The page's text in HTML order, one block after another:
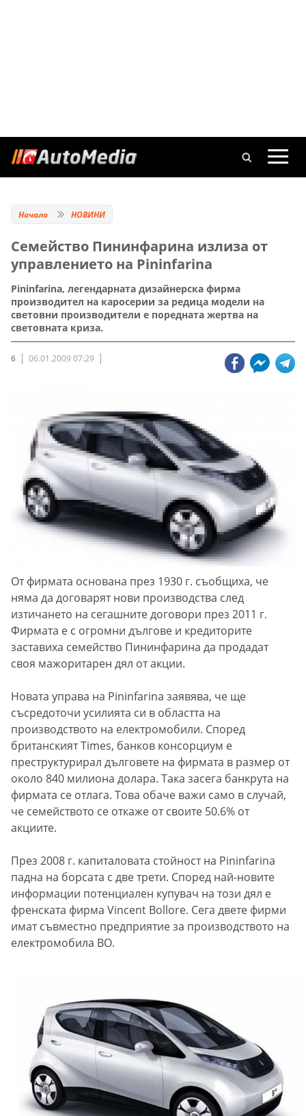
Начало НОВИНИ
Семейство Пининфарина излиза от
управлението на Pininfarina
Pininfarina, легендарната дизайнерска фирма
производител на каросерии за редица модели на
световни производители е поредната жертва на
световната криза.
6 06.01.2009 07:29
От фирмата основана през 1930 г. съобщиха, че
няма да договарят нови производства след
изтичането на сегашните договори през 2011 г.
Фирмата е с огромни дългове и кредиторите
заставиха семейство Пининфарина да продадат
своя мажоритарен дял от акции.
Новата управа на Pininfarina заявява, че ще
съсредоточи усилията си в областта на
производството на електромобили. Според
британският Times, банков консорциум е
преструктурирал дълговете на фирмата в размер от
около 840 милиона долара. Така засега банкрута на
фирмата се отлага. Това обаче важи само в случай,
че семейството се откаже от своите 50.6% от
акциите.
През 2008 г. капиталовата стойност на Pininfarina
падна на борсата с две трети. Според най-новите
информации потенциален купувач на този дял е
френската фирма Vincent Bollorе. Сега двете фирми
имат съвместно предприятие за производството на
електромобила ВО.